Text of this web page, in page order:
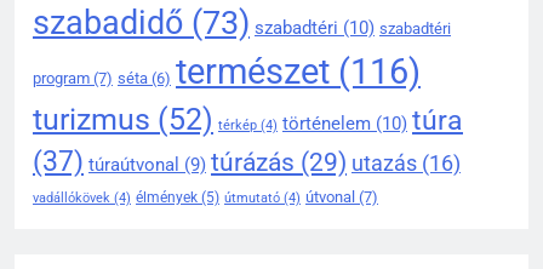
szabadidő (73) szabadtéri (10) szabadtéri
program (7) séta (6) természet (116)
turizmus (52) térkép (4) történelem (10) túra
(37) túraútvonal (9) túrázás (29) utazás (16)
vadállókövek (4) élmények (5) útmutató (4) útvonal (7)
Rám-szakadék legjobb
túraútvonalai a Pilisben
KIRÁNDULÓKNAK- TURÁZÓKNAK
2